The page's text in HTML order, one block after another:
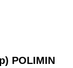
POLIMIN